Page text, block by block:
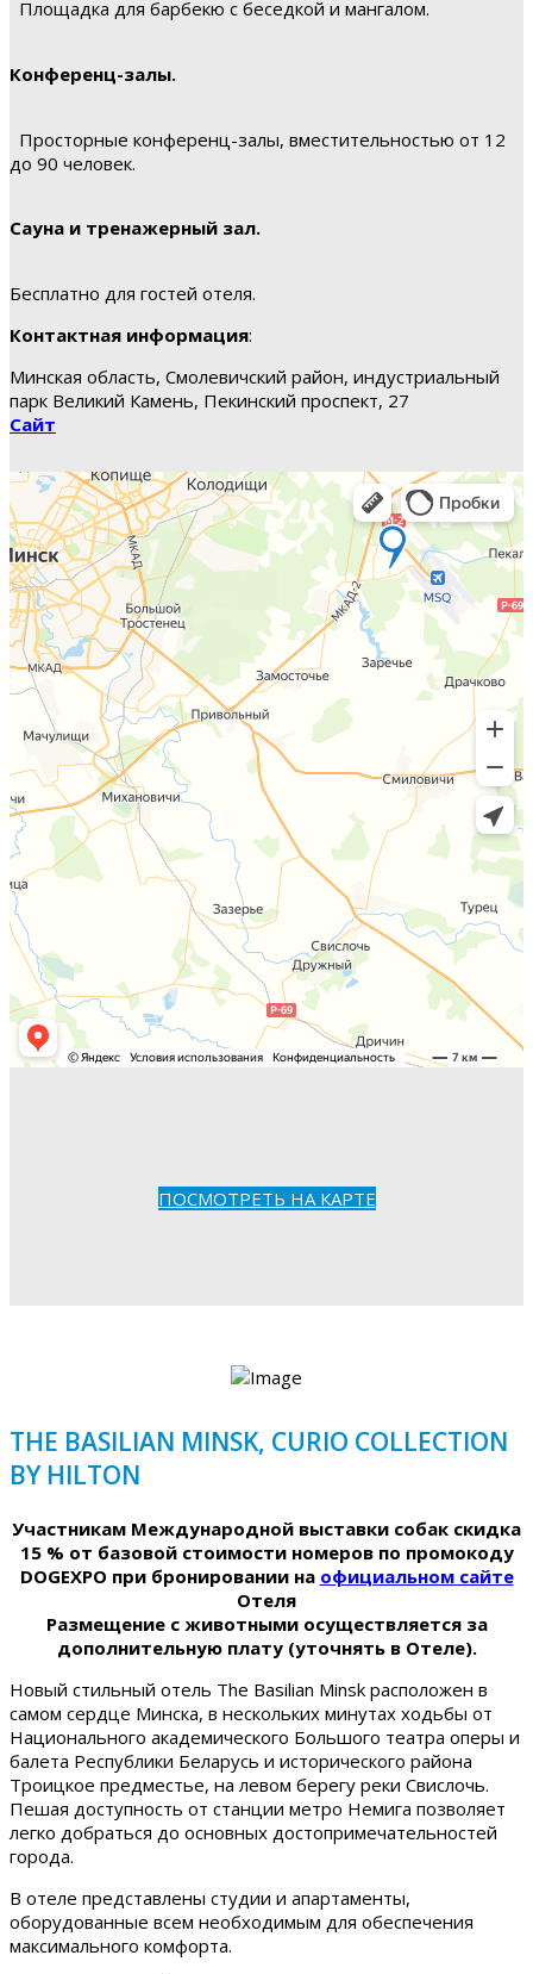
Площадка для барбекю с беседкой и мангалом.
Конференц-залы.
Просторные конференц-залы, вместительностью от 12
до 90 человек.
Сауна и тренажерный зал.
Бесплатно для гостей отеля.
Контактная информация:
Минская область, Смолевичский район, индустриальный
парк Великий Камень, Пекинский проспект, 27
Сайт
ПОСМОТРЕТЬ НА КАРТЕ
THE BASILIAN MINSK, CURIO COLLECTION
BY HILTON
Участникам Международной выставки собак скидка
15 % от базовой стоимости номеров по промокоду
DOGEXPO при бронировании на официальном сайте
Отеля
Размещение с животными осуществляется за
дополнительную плату (уточнять в Отеле).
Новый стильный отель The Basilian Minsk расположен в
самом сердце Минска, в нескольких минутах ходьбы от
Национального академического Большого театра оперы и
балета Республики Беларусь и исторического района
Троицкое предместье, на левом берегу реки Свислочь.
Пешая доступность от станции метро Немига позволяет
легко добраться до основных достопримечательностей
города.
В отеле представлены студии и апартаменты,
оборудованные всем необходимым для обеспечения
максимального комфорта.